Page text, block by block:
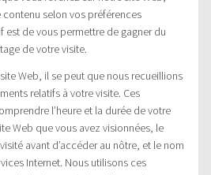
selon vos préférences
de vous permettre de gagner du
de votre visite.
Web, il se peut que nous recueillions
relatifs à votre visite. Ces
l’heure et la durée de votre
Web que vous avez visionnées, le
avant d’accéder au nôtre, et le nom
Internet. Nous utilisons ces